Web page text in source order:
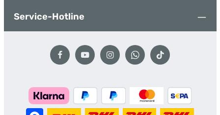
Service-Hotline